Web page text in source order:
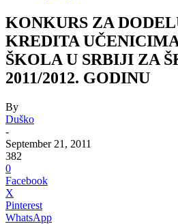
KONKURS ZA
KREDITA
ŠKOLA U SRBIJI ZA
2011/2012. GODINU
By
Duško
-
September 21, 2011
382
0
Facebook
X
Pinterest
WhatsApp